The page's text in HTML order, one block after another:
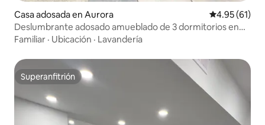
Casa adosada en Aurora Calificación
4.95 (61)
Deslumbrante adosado amueblado de 3 dormitorios en
Aurora.
Familiar · Ubicación · Lavandería
Superanfitrión
Superanfitrión